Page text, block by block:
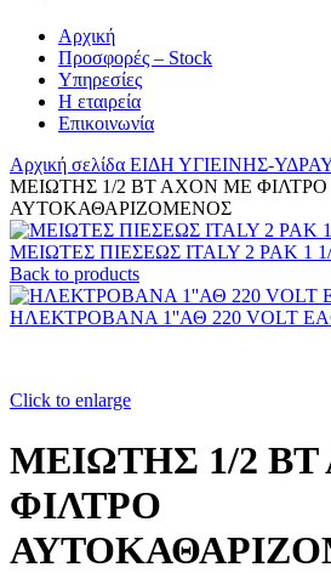
Αρχική
Προσφορές – Stock
Υπηρεσίες
Η εταιρεία
Επικοινωνία
Αρχική σελίδα ΕΙΔΗ ΥΓΙΕΙΝΗΣ-
ΜΕΙΩΤΗΣ 1/2 ΒΤ ΑΧΟΝ ΜΕ ΦΙΛΤΡΟ
ΑΥΤΟΚΑΘΑΡΙΖΟΜΕΝΟΣ
ΜΕΙΩΤΕΣ ΠΙΕΣΕΩΣ ITALY 2 ΡΑΚ 1
Back to products
ΗΛΕΚΤΡΟΒΑΝΑ 1''ΑΘ 220 VOLT
Click to enlarge
ΜΕΙΩΤΗΣ 1/2
ΦΙΛΤΡΟ